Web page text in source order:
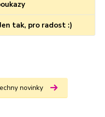
tak, pro radost :)
novinky